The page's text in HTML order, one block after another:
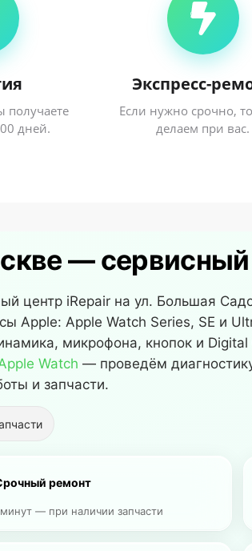
получаете
дней.
Экспресс-
Если нужно срочно,
делаем при вас.
— сервисный
центр iRepair на ул. Большая
Apple: Apple Watch Series, SE и
микрофона, кнопок и Digital
Watch — проведём
и запчасти.
ремонт
— при наличии запчасти